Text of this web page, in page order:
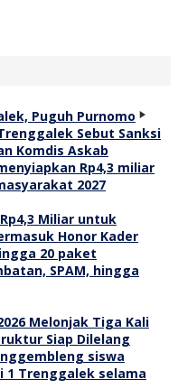
Sebut Sanksi
Komdis Askab
Miliar untuk
Honor Kader
Melonjak Tiga Kali
Siap Dilelang